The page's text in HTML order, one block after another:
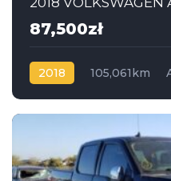
87,500zł
2018 105,061km